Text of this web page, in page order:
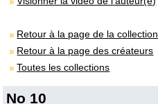
Retour à la page de la collection
Retour à la page des créateurs
Toutes les collections
No 10